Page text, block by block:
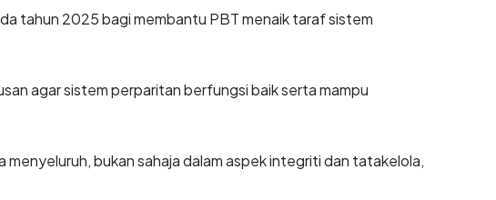
tahun 2025 bagi membantu PBT menaik taraf sistem
agar sistem perparitan berfungsi baik serta mampu
bukan sahaja dalam aspek integriti dan tatakelola,